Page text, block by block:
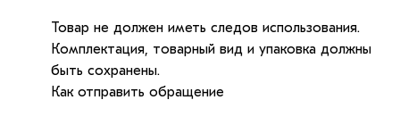
Товар не должен иметь следов использования.
Комплектация, товарный вид и упаковка должны
быть сохранены.
Как отправить обращение